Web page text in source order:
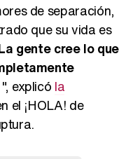
de separación,
que su vida es
gente cree lo que
explicó la
el ¡HOLA! de